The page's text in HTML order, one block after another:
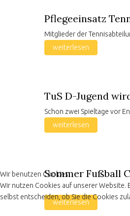
Pflegeeinsatz
Mitglieder der
weiterlesen
TuS D-Jugend
Schon zwei Spieltage vor
weiterlesen
Sommer Fußball
weiterlesen
Wir benutzen Cookies
Wir nutzen Cookies auf unserer Website.
selbst entscheiden, ob Sie die Cookies